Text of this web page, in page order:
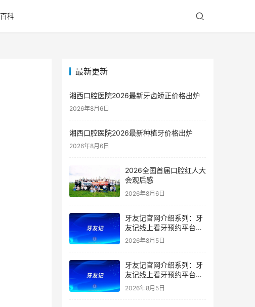
科
最新更新
湘西口腔医院2026最新牙齿矫正价格出炉
2026年8月6日
湘西口腔医院2026最新种植牙价格出炉
2026年8月6日
2026全国首届口腔红人大
会观后感
2026年8月6日
牙友记官网介绍系列：牙
友记线上看牙预约平台是
干什么的？靠谱吗？
2026年8月5日
牙友记官网介绍系列：牙
友记线上看牙预约平台让
看牙不再靠运气
2026年8月5日